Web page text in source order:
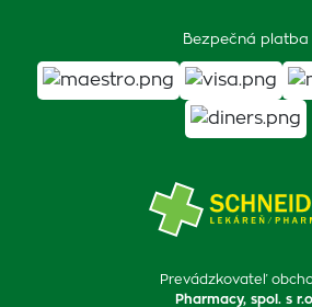
Prevádzkovateľ
Pharmacy, spol. s
Bezpečná platba